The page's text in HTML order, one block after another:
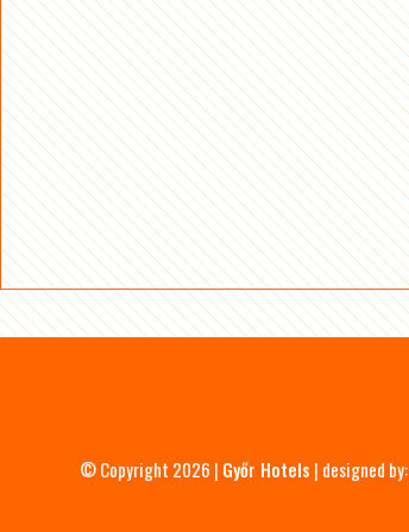
© Copyright 2026 | Győr Hotels | designed by: